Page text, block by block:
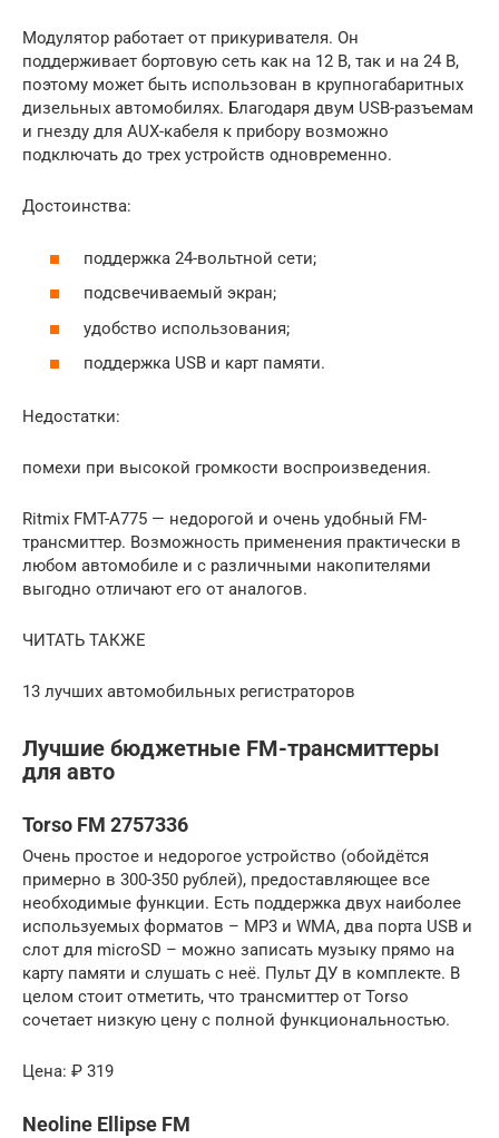
Модулятор работает от прикуривателя. Он
поддерживает бортовую сеть как на 12 В, так и на 24 В,
поэтому может быть использован в крупногабаритных
дизельных автомобилях. Благодаря двум USB-разъемам
и гнезду для AUX-кабеля к прибору возможно
подключать до трех устройств одновременно.
Достоинства:
поддержка 24-вольтной сети;
подсвечиваемый экран;
удобство использования;
поддержка USB и карт памяти.
Недостатки:
помехи при высокой громкости воспроизведения.
Ritmix FMT-A775 — недорогой и очень удобный FM-
трансмиттер. Возможность применения практически в
любом автомобиле и с различными накопителями
выгодно отличают его от аналогов.
ЧИТАТЬ ТАКЖЕ
13 лучших автомобильных регистраторов
Лучшие бюджетные FM-трансмиттеры
для авто
Torso FM 2757336
Очень простое и недорогое устройство (обойдётся
примерно в 300-350 рублей), предоставляющее все
необходимые функции. Есть поддержка двух наиболее
используемых форматов – MP3 и WMA, два порта USB и
слот для microSD – можно записать музыку прямо на
карту памяти и слушать с неё. Пульт ДУ в комплекте. В
целом стоит отметить, что трансмиттер от Torso
сочетает низкую цену с полной функциональностью.
Цена: ₽ 319
Neoline Ellipse FM